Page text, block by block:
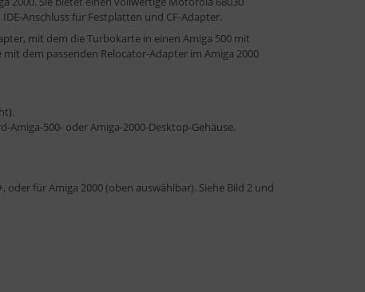
Anschluss für Festplatten und CF-Adapter.
mit dem die Turbokarte in einen Amiga 500 mit
dem passenden Relocator-Adapter im Amiga 2000
Amiga-500- oder Amiga-2000-Desktop-Gehäuse.
für Amiga 2000 (oben auswählbar). Siehe Bild 2 und